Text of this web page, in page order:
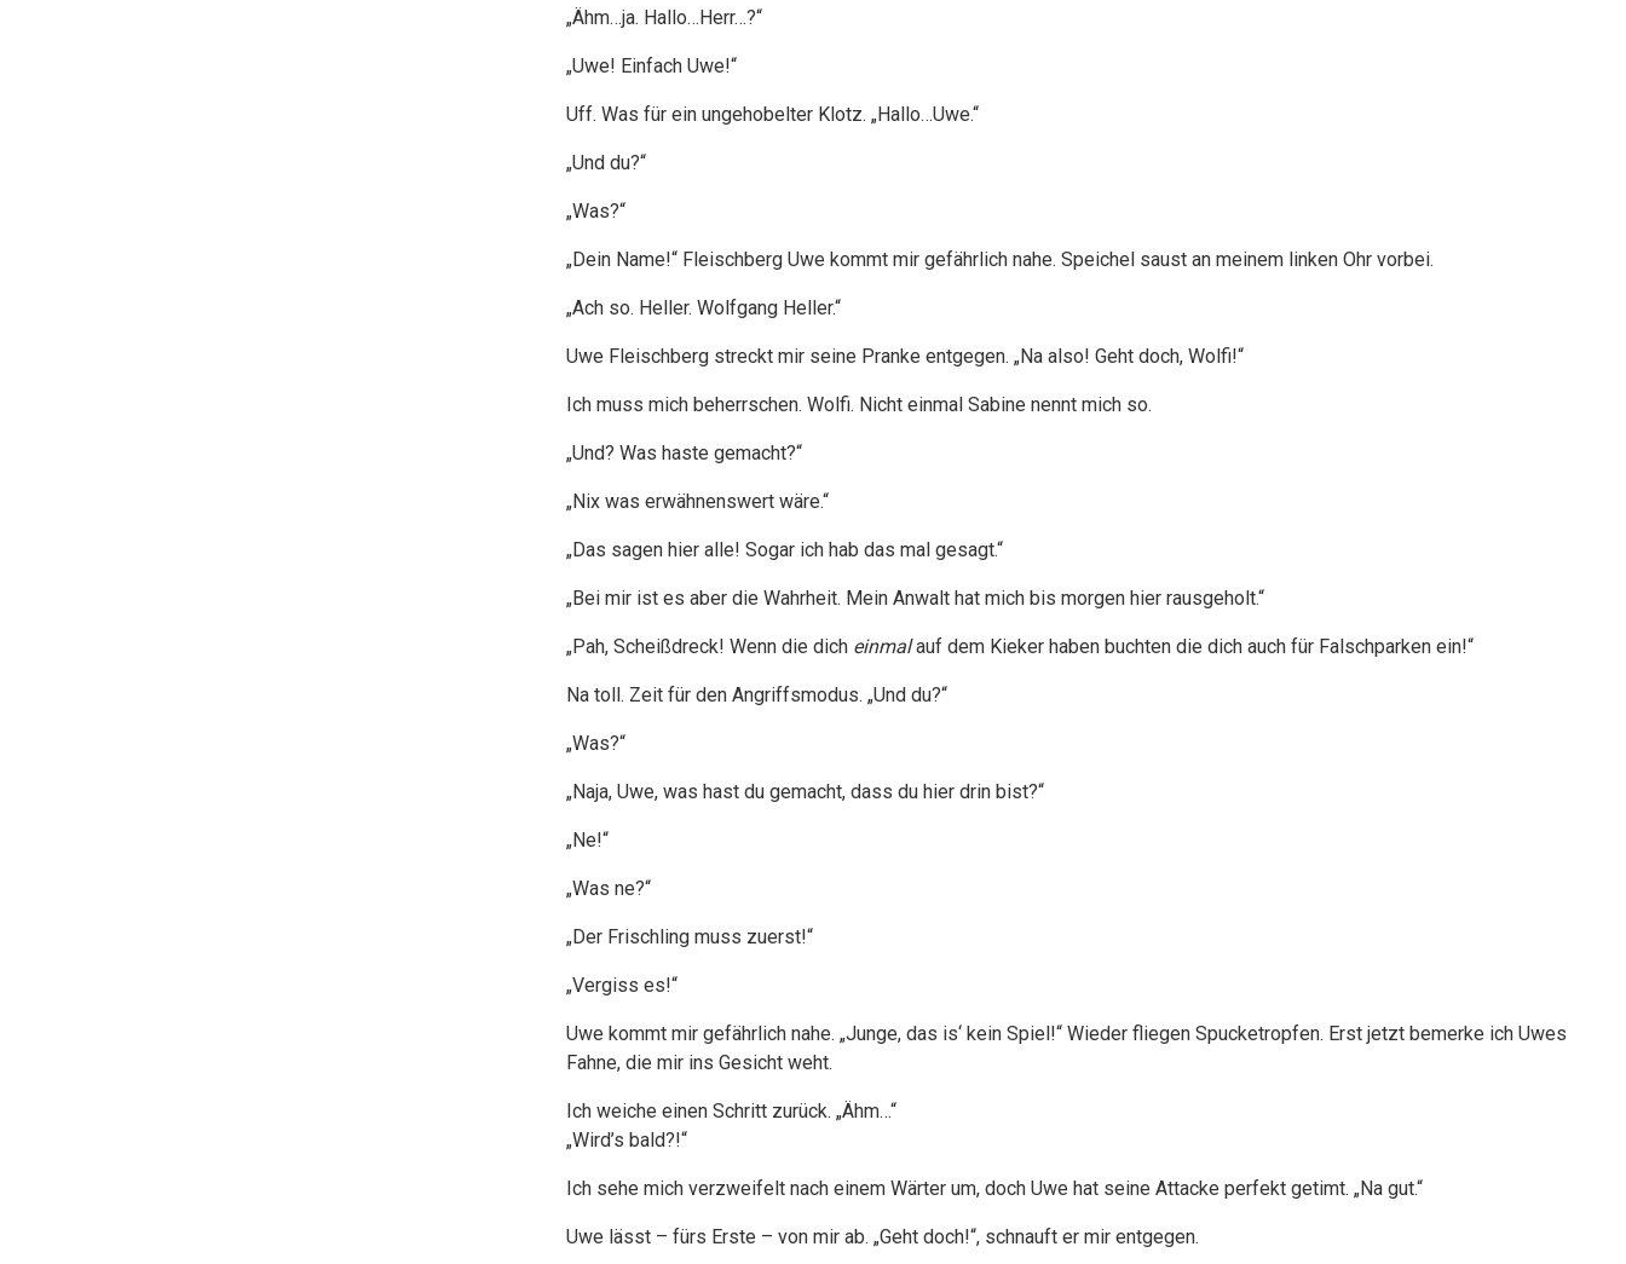
„Ähm…ja. Hallo…Herr…?“
„Uwe! Einfach Uwe!“
Uff. Was für ein ungehobelter Klotz. „Hallo…Uwe.“
„Und du?“
„Was?“
„Dein Name!“ Fleischberg Uwe kommt mir gefährlich nahe. Speichel saust an meinem linken Ohr vorbei.
„Ach so. Heller. Wolfgang Heller.“
Uwe Fleischberg streckt mir seine Pranke entgegen. „Na also! Geht doch, Wolfi!“
Ich muss mich beherrschen. Wolfi. Nicht einmal Sabine nennt mich so.
„Und? Was haste gemacht?“
„Nix was erwähnenswert wäre.“
„Das sagen hier alle! Sogar ich hab das mal gesagt.“
„Bei mir ist es aber die Wahrheit. Mein Anwalt hat mich bis morgen hier rausgeholt.“
„Pah, Scheißdreck! Wenn die dich einmalauf dem Kieker haben buchten die dich auch für Falschparken ein!“
Na toll. Zeit für den Angriffsmodus. „Und du?“
„Was?“
„Naja, Uwe, was hast du gemacht, dass du hier drin bist?“
„Ne!“
„Was ne?“
„Der Frischling muss zuerst!“
„Vergiss es!“
Uwe kommt mir gefährlich nahe. „Junge, das is‘ kein Spiel!“ Wieder fliegen Spucketropfen. Erst jetzt bemerke ich Uwes
Fahne, die mir ins Gesicht weht.
Ich weiche einen Schritt zurück. „Ähm…“
„Wird’s bald?!“
Ich sehe mich verzweifelt nach einem Wärter um, doch Uwe hat seine Attacke perfekt getimt. „Na gut.“
Uwe lässt – fürs Erste – von mir ab. „Geht doch!“, schnauft er mir entgegen.